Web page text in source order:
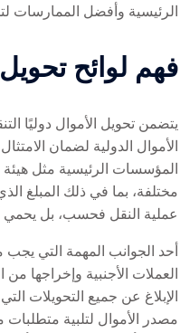
الرئيسية وأفضل الممارسات
فهم لوائح تحويل
يتضمن تحويل الأموال دوليًا
الأموال الدولية لضمان
مختلفة، بما في ذلك المبلغ
عملية النقل فحسب، بل يحمي
العملات الأجنبية وإخراجها